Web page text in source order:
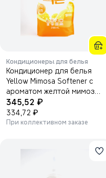
Кондиционеры для белья
Кондиционер для белья
Yellow Mimosa Softener с
ароматом желтой мимозы
2100 мл.
345,52 ₽
334,72 ₽
При коллективном заказе